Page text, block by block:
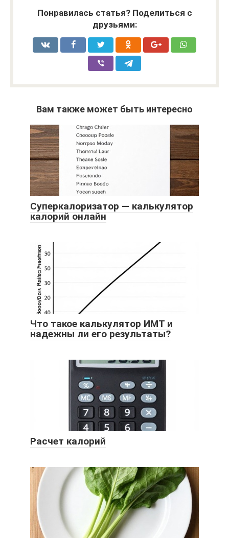
Понравилась статья? Поделиться с
друзьями:
Вам также может быть интересно
Суперкалоризатор — калькулятор
калорий онлайн
Что такое калькулятор ИМТ и
надежны ли его результаты?
Расчет калорий